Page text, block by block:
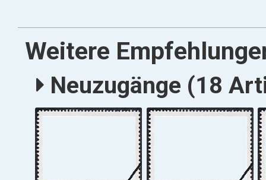
Weitere
Neuzugänge (18